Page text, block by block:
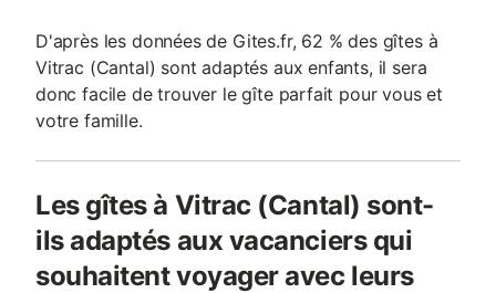
D'après les données de Gites.fr, 62 % des gîtes à
Vitrac (Cantal) sont adaptés aux enfants, il sera
donc facile de trouver le gîte parfait pour vous et
votre famille.
Les gîtes à Vitrac (Cantal) sont-
ils adaptés aux vacanciers qui
souhaitent voyager avec leurs